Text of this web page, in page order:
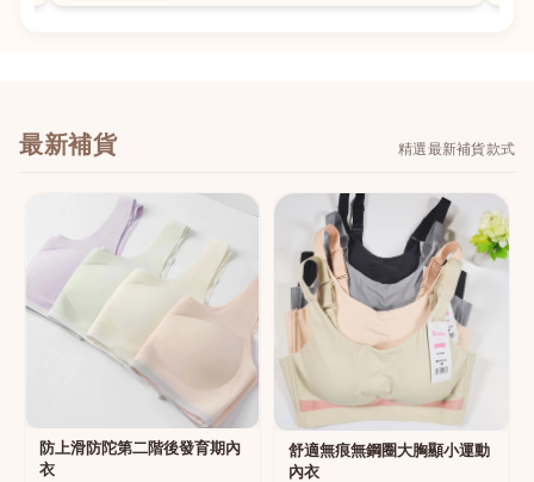
最新補貨 精選最新補貨款式
防上滑防陀第二階後發育期內
衣
舒適無痕無鋼圈大胸顯小運動
內衣